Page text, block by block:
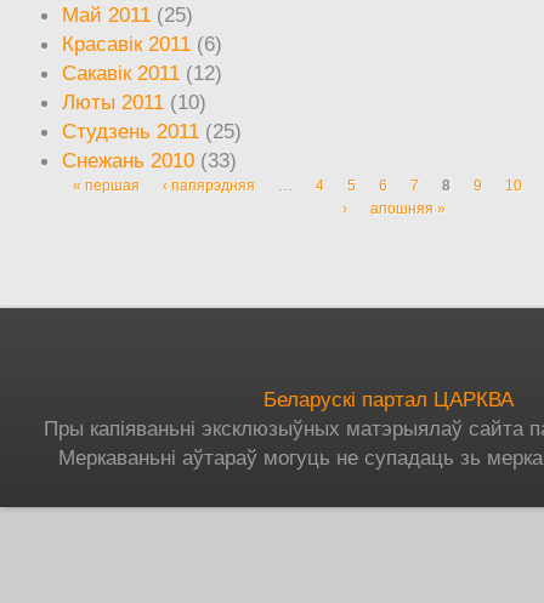
Май 2011 (25)
Красавік 2011 (6)
Сакавік 2011 (12)
Люты 2011 (10)
Студзень 2011 (25)
Снежань 2010 (33)
Старонкі
« першая ‹ папярэдняя … 4 5 6 7 8 9
10
›
апошняя »
Беларускі партал ЦАРКВА
Пры капіяваньні эксклюзыўных матэрыялаў сайта
Меркаваньні аўтараў могуць не супадаць зь